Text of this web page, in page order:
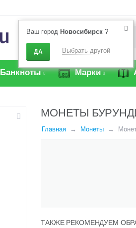
Ваш город Новосибирск ?
ДА Выбрать другой
Банкноты Марки
МОНЕТЫ
Главная Монеты
ТАКЖЕ РЕКОМЕНДУЕМ